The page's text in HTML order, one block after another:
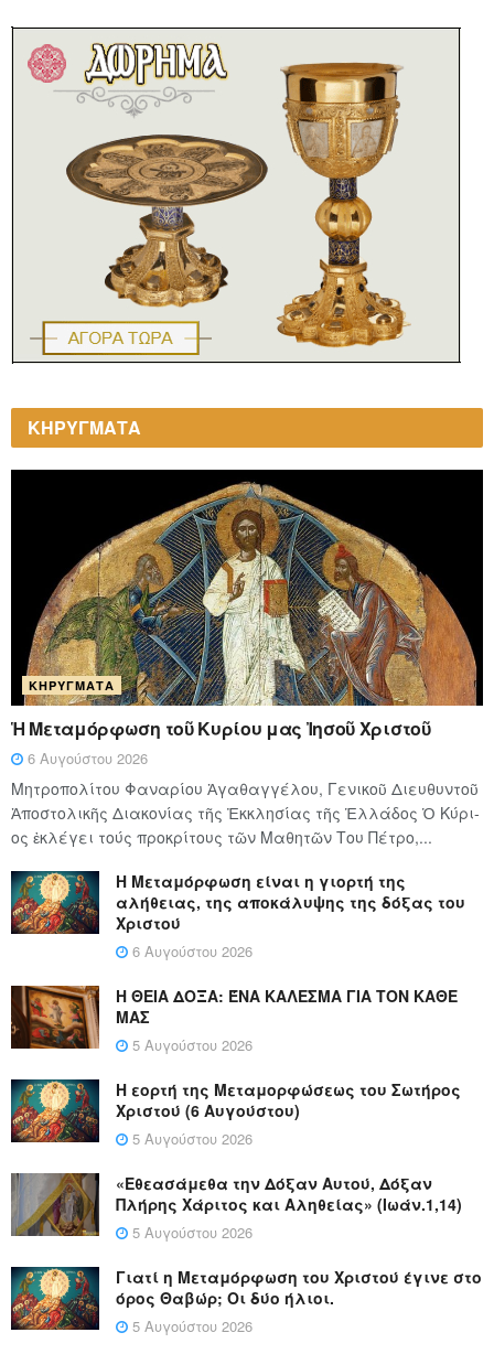
ΚΗΡΥΓΜΑΤΑ
ΚΗΡΎΓΜΑΤΑ
Ἡ Μεταμόρφωση τοῦ Κυρίου μας Ἰησοῦ Χριστοῦ
6 Αυγούστου 2026
Μητροπολίτου Φαναρίου Ἀγαθαγγέλου, Γενικοῦ Διευθυντοῦ
Ἀποστολικῆς Διακονίας τῆς Ἐκκλησίας τῆς Ἑλλάδος Ὁ Κύ­ρι­
ος ἐκλέγει τούς προ­κρί­τους τῶν Μα­θη­τῶν Του Πέ­τρο,...
Η Μεταμόρφωση είναι η γιορτή της
αλήθειας, της αποκάλυψης της δόξας του
Χριστού
6 Αυγούστου 2026
Η ΘΕΙΑ ΔΟΞΑ: ΈΝΑ ΚΑΛΕΣΜΑ ΓΙΑ ΤΟΝ ΚΑΘΕ
ΜΑΣ
5 Αυγούστου 2026
Η εορτή της Μεταμορφώσεως του Σωτήρος
Χριστού (6 Αυγούστου)
5 Αυγούστου 2026
«Εθεασάμεθα την Δόξαν Αυτού, Δόξαν
Πλήρης Χάριτος και Αληθείας» (Ιωάν.1,14)
5 Αυγούστου 2026
Γιατί η Μεταμόρφωση του Χριστού έγινε στο
όρος Θαβώρ; Οι δύο ήλιοι.
5 Αυγούστου 2026